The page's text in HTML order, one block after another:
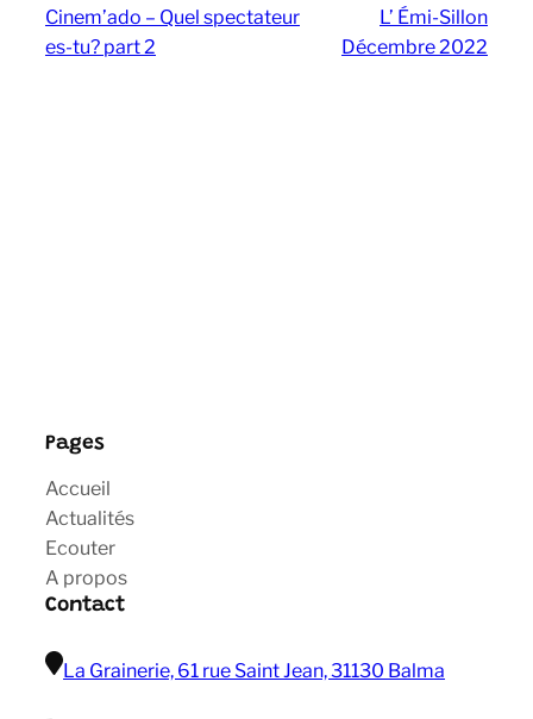
Cinem’ado – Quel spectateur
es-tu? part 2
L’ Émi-Sillon
Décembre 2022
Pages
Accueil
Actualités
Ecouter
A propos
Contact
La Grainerie, 61 rue Saint Jean, 31130 Balma